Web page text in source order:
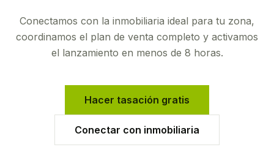
Conectamos con la inmobiliaria ideal para tu zona,
coordinamos el plan de venta completo y activamos
el lanzamiento en menos de 8 horas.
Hacer tasación gratis
Conectar con inmobiliaria